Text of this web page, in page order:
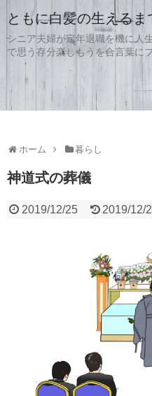
ともに白髪の生えるま
シニア夫婦が定年退職を機に人
で思う存分楽しもうを合言葉に
ホーム 暮らし
神道式の葬儀
2019/12/25 2019/12/